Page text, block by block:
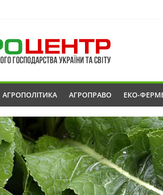
АГРОПОЛІТИКА АГРОПРАВО ЕКО-